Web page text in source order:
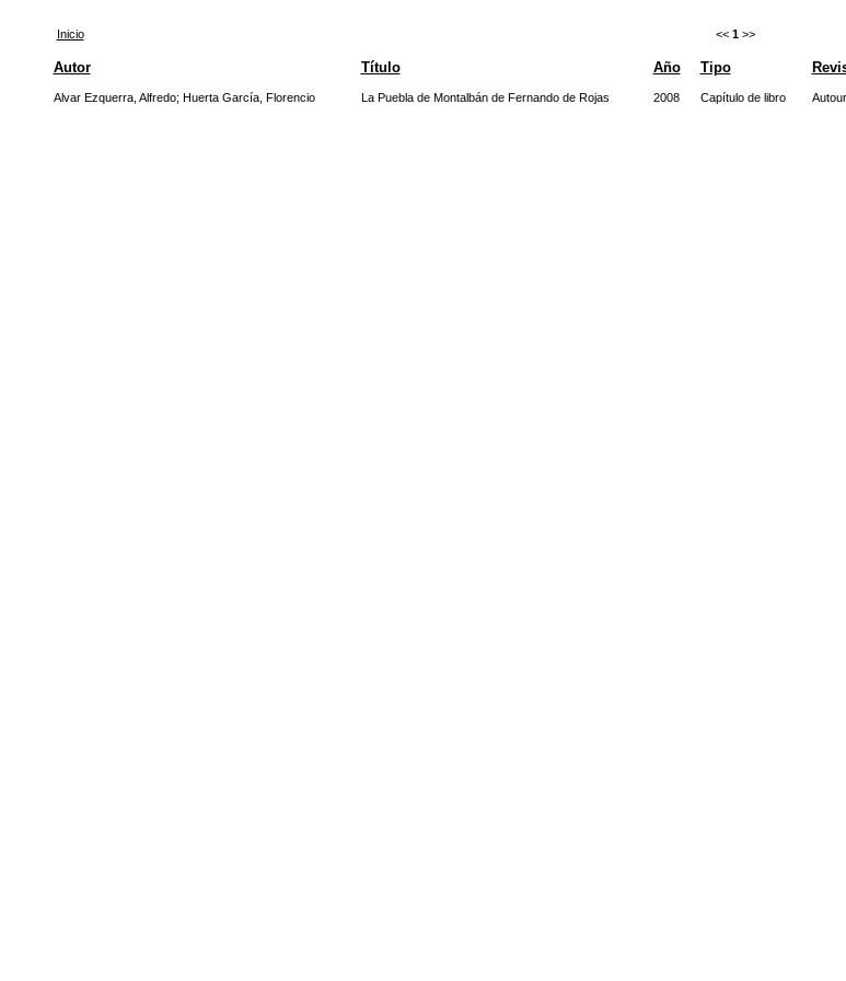
Inicio << 1 >>
Autor Título Año Tipo
Alvar Ezquerra, Alfredo; Huerta García, Florencio La Puebla de Montalbán de Fernando de Rojas 2008 Capítulo de libro